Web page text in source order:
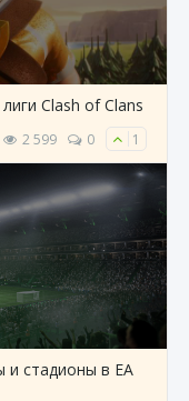
Clash of Clans
2 599 0 1
и стадионы в EA